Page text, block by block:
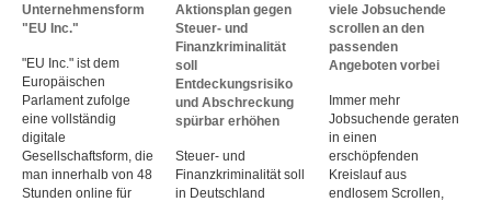
Unternehmensform
"EU Inc."
"EU Inc." ist dem
Europäischen
Parlament zufolge
eine vollständig
digitale
Gesellschaftsform, die
man innerhalb von 48
Stunden online für
Aktionsplan gegen
Steuer- und
Finanzkriminalität
soll
Entdeckungsrisiko
und Abschreckung
spürbar erhöhen
Steuer- und
Finanzkriminalität soll
in Deutschland
viele Jobsuchende
scrollen an den
passenden
Angeboten vorbei
Immer mehr
Jobsuchende geraten
in einen
erschöpfenden
Kreislauf aus
endlosem Scrollen,